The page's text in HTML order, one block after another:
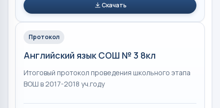
Скачать
Протокол
Английский язык СОШ № 3 8кл
Итоговый протокол проведения школьного этапа
ВОШ в 2017-2018 уч.году